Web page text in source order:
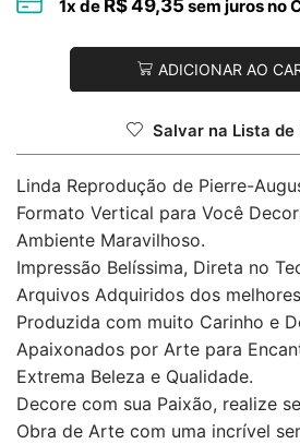
1x de R$49,35 sem juros no
ADICIONAR AO
Salvar na Lista de
Linda Reprodução de Pierre-
Formato Vertical para Você
Ambiente Maravilhoso.
Impressão Belíssima, Direta no
Arquivos Adquiridos dos
Produzida com muito Carinho e
Apaixonados por Arte para
Extrema Beleza e Qualidade.
Decore com sua Paixão, realize
Obra de Arte com uma incrível